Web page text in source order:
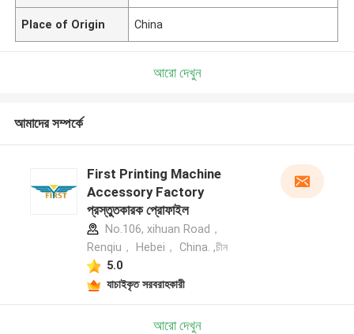
Place of Origin China
আরো দেখুন
আমাদের সম্পর্কে
First Printing Machine
Accessory Factory
প্রস্তুতকারক প্রোফাইল
No.106, xihuan Road，
Renqiu， Hebei， China. ,চীন
5.0
যাচাইকৃত সরবরাহকারী
আরো দেখুন